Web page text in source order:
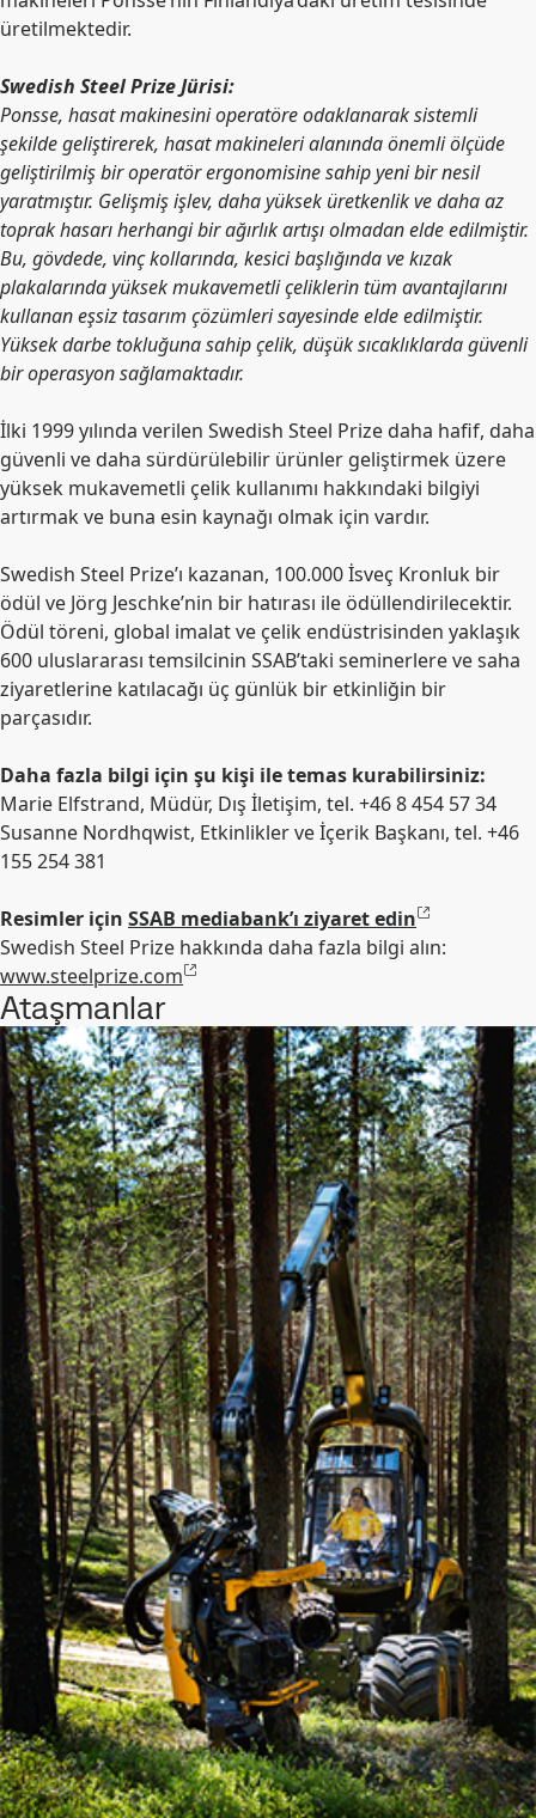
üretilmektedir.
Swedish Steel Prize Jürisi:
Ponsse, hasat makinesini operatöre odaklanarak sistemli
şekilde geliştirerek, hasat makineleri alanında önemli ölçüde
geliştirilmiş bir operatör ergonomisine sahip yeni bir nesil
yaratmıştır. Gelişmiş işlev, daha yüksek üretkenlik ve daha az
toprak hasarı herhangi bir ağırlık artışı olmadan elde edilmiştir.
Bu, gövdede, vinç kollarında, kesici başlığında ve kızak
plakalarında yüksek mukavemetli çeliklerin tüm avantajlarını
kullanan eşsiz tasarım çözümleri sayesinde elde edilmiştir.
Yüksek darbe tokluğuna sahip çelik, düşük sıcaklıklarda güvenli
bir operasyon sağlamaktadır.
İlki 1999 yılında verilen Swedish Steel Prize daha hafif, daha
güvenli ve daha sürdürülebilir ürünler geliştirmek üzere
yüksek mukavemetli çelik kullanımı hakkındaki bilgiyi
artırmak ve buna esin kaynağı olmak için vardır.
Swedish Steel Prize’ı kazanan, 100.000 İsveç Kronluk bir
ödül ve Jörg Jeschke’nin bir hatırası ile ödüllendirilecektir.
Ödül töreni, global imalat ve çelik endüstrisinden yaklaşık
600 uluslararası temsilcinin SSAB’taki seminerlere ve saha
ziyaretlerine katılacağı üç günlük bir etkinliğin bir
parçasıdır.
Daha fazla bilgi için şu kişi ile temas kurabilirsiniz:
Marie Elfstrand, Müdür, Dış İletişim, tel. +46 8 454 57 34
Susanne Nordhqwist, Etkinlikler ve İçerik Başkanı, tel. +46
155 254 381
Resimler için SSAB mediabank’ı ziyaret edin
Swedish Steel Prize hakkında daha fazla bilgi alın:
www.steelprize.com
Ataşmanlar